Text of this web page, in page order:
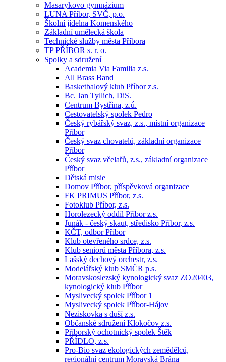
Masarykovo gymnázium
LUNA Příbor, SVČ, p.o.
Školní jídelna Komenského
Základní umělecká škola
Technické služby města Příbora
TP PŘÍBOR s. r. o.
Spolky a sdružení
Academia Via Familia z.s.
All Brass Band
Basketbalový klub Příbor z.s.
Bc. Jan Tyllich, DiS.
Centrum Bystřina, z.ú.
Cestovatelský spolek Pedro
Český rybářský svaz, z.s., místní organizace
Příbor
Český svaz chovatelů, základní organizace
Příbor
Český svaz včelařů, z.s., základní organizace
Příbor
Dětská misie
Domov Příbor, příspěvková organizace
FK PRIMUS Příbor, z.s.
Fotoklub Příbor, z.s.
Horolezecký oddíl Příbor z.s.
Junák - český skaut, středisko Příbor, z.s.
KČT, odbor Příbor
Klub otevřeného srdce, z.s.
Klub seniorů města Příbora, z.s.
Lašský dechový orchestr, z.s.
Modelářský klub SMČR p.s.
Moravskoslezský kynologický svaz ZO20403,
kynologický klub Příbor
Myslivecký spolek Příbor 1
Myslivecký spolek Příbor-Hájov
Neziskovka s duší z.s.
Občanské sdružení Klokočov z.s.
Příborský ochotnický spolek Štěk
PŘÍDLO, z.s.
Pro-Bio svaz ekologických zemědělců,
regionální centrum Moravská Brána